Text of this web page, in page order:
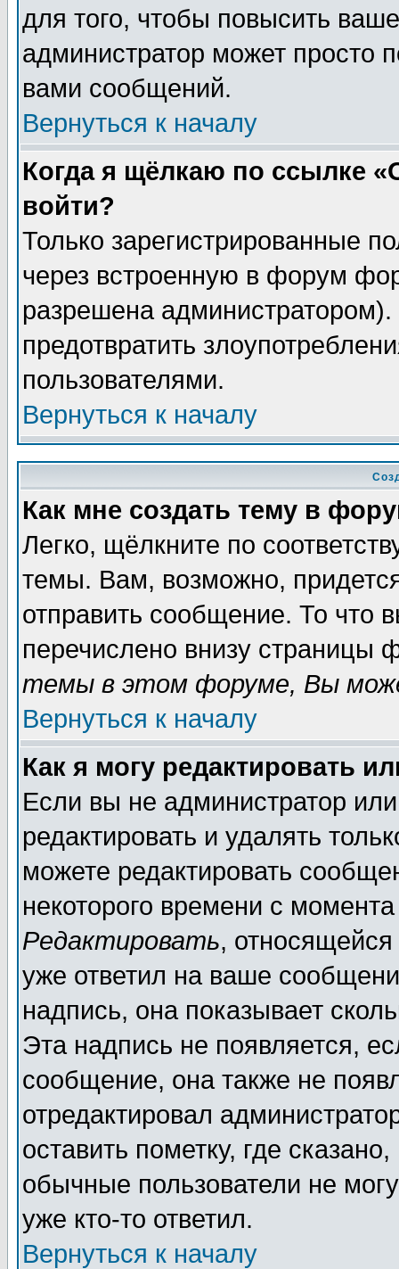
для того, чтобы повысить
администратор может просто
вами сообщений.
Вернуться к началу
Когда я щёлкаю по ссылке
войти?
Только зарегистрированные
через встроенную в форум
разрешена
предотвратить
пользователями.
Вернуться к началу
Как мне создать тему в
Легко, щёлкните по
темы. Вам, возможно,
отправить сообщение. То что
перечислено внизу страницы
темы в этом форуме, Вы
Вернуться к началу
Как я могу редактировать
Если вы не администратор
редактировать и удалять
можете редактировать
некоторого времени с
Редактировать,
уже ответил на ваше
надпись, она показывает
Эта надпись не появляется,
сообщение, она также не
отредактировал
оставить пометку, где
обычные пользователи не
уже кто-то ответил.
Вернуться к началу